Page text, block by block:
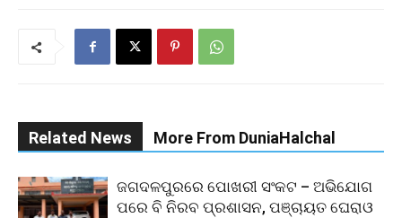
Related News More From DuniaHalchal
ଜଗଦଳପୁରରେ ପୋଖରୀ ସଂକଟ – ଅଭିଯୋଗ
ପରେ ବି ନିରବ ପ୍ରଶାସନ, ପଞ୍ଚାୟତ ଘେରାଓ